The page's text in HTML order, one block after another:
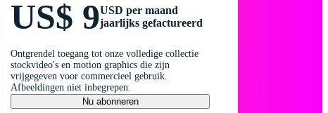
US$ 9USD per maand
jaarlijks gefactureerd
Ontgrendel toegang tot onze volledige collectie
stockvideo's en motion graphics die zijn
vrijgegeven voor commercieel gebruik.
Afbeeldingen niet inbegrepen.
Nu abonneren